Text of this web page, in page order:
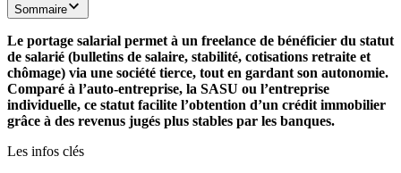
Sommaire
Le portage salarial permet à un freelance de bénéficier du statut
de salarié (bulletins de salaire, stabilité, cotisations retraite et
chômage) via une société tierce, tout en gardant son autonomie.
Comparé à l’auto-entreprise, la SASU ou l’entreprise
individuelle, ce statut facilite l’obtention d’un crédit immobilier
grâce à des revenus jugés plus stables par les banques.
Les infos clés